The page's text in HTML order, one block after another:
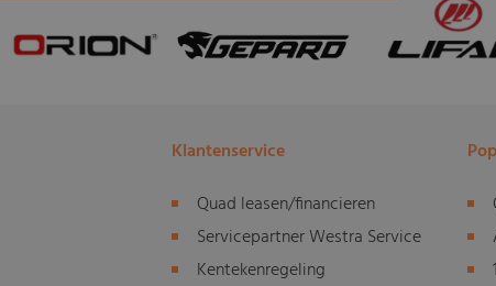
Klantenservice
Quad leasen/financieren
Servicepartner Westra Service
Kentekenregeling